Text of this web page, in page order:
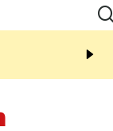
Quatre
pour les